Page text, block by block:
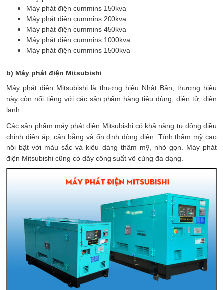
Máy phát điện cummins 150kva
Máy phát điện cummins 200kva
Máy phát điện cummins 450kva
Máy phát điện cummins 1000kva
Máy phát điện cummins 1500kva
b) Máy phát điện Mitsubishi
Máy phát điện Mitsubishi là thương hiệu Nhật Bản, thương hiệu
này còn nổi tiếng với các sản phẩm hàng tiêu dùng, điện tử, điện
lạnh.
Các sản phẩm máy phát điện Mitsubishi có khả năng tự động điều
chỉnh điện áp, cân bằng và ổn định dòng điện. Tính thẩm mỹ cao
nổi bật với màu sắc và kiểu dáng thẩm mỹ, nhỏ gọn. Máy phát
điện Mitsubishi cũng có dãy công suất vô cùng đa dạng.